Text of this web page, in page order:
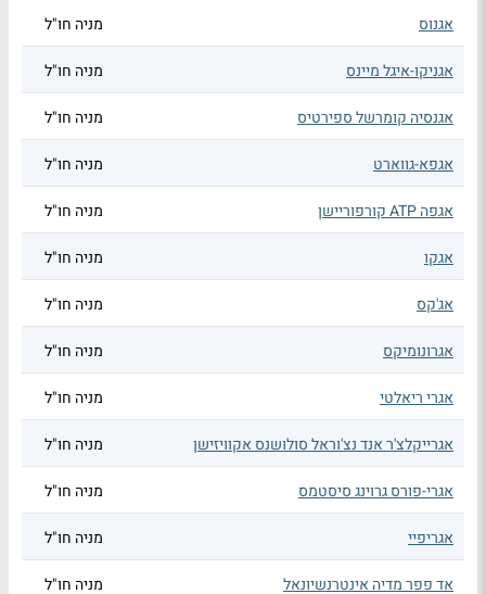
אגנוס מניה חו"ל
אגניקו-איגל מיינס מניה חו"ל
אגנסיה קומרשל ספירטיס מניה חו"ל
אגפא-גווארט מניה חו"ל
אגפה ATP קורפוריישן מניה חו"ל
אגקו מניה חו"ל
אג'קס מניה חו"ל
אגרונומיקס מניה חו"ל
אגרי ריאלטי מניה חו"ל
אגרייקלצ'ר אנד נצ'וראל סולושנס אקוויזישן מניה חו"ל
אגרי-פורס גרוינג סיסטמס מניה חו"ל
אגריפיי מניה חו"ל
אד פפר מדיה אינטרנשיונאל מניה חו"ל